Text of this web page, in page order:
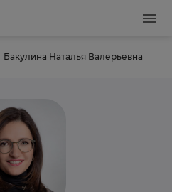
Бакулина Наталья Валерьевна